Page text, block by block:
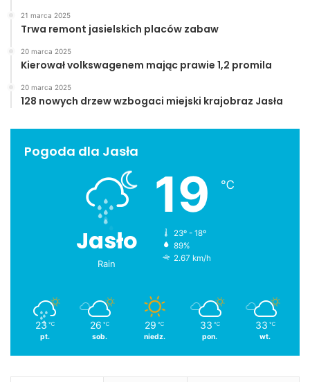
21 marca 2025
Trwa remont jasielskich placów zabaw
20 marca 2025
Kierował volkswagenem mając prawie 1,2 promila
20 marca 2025
128 nowych drzew wzbogaci miejski krajobraz Jasła
Pogoda dla Jasła
Jasło
Rain
19 ℃
23º - 18º
89%
2.67 km/h
23 ℃
pt.
26 ℃
sob.
29 ℃
niedz.
33 ℃
pon.
33 ℃
wt.